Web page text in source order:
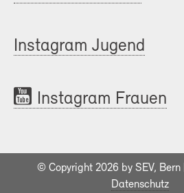
Instagram Jugend
Instagram Frauen
© Copyright 2026 by SEV, Bern |
Datenschutz